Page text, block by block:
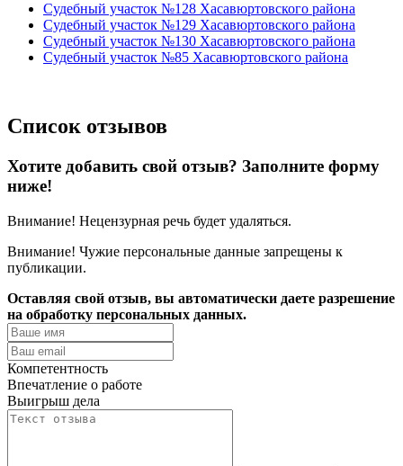
Судебный участок №128 Хасавюртовского района
Судебный участок №129 Хасавюртовского района
Судебный участок №130 Хасавюртовского района
Судебный участок №85 Хасавюртовского района
Cписок отзывов
Хотите добавить свой отзыв? Заполните форму
ниже!
Внимание! Нецензурная речь будет удаляться.
Внимание! Чужие персональные данные запрещены к
публикации.
Оставляя свой отзыв, вы автоматически даете разрешение
на обработку персональных данных.
Компетентность
Впечатление о работе
Выигрыш дела